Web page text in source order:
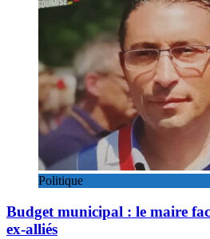
Politique
Budget municipal : le maire
ex-alliés